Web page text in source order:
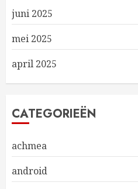
juni 2025
mei 2025
april 2025
CATEGORIEËN
achmea
android